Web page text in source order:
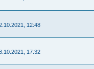
12:48
17:32